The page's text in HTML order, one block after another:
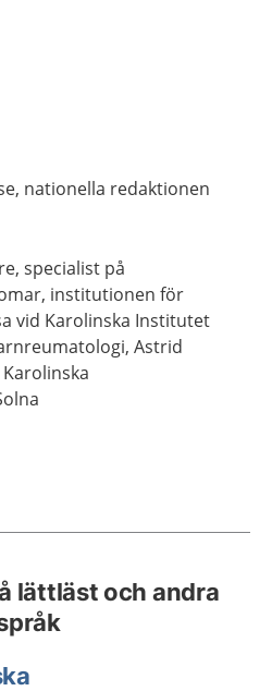
nationella redaktionen
specialist på
institutionen för
vid Karolinska Institutet
Astrid
lättläst och andra